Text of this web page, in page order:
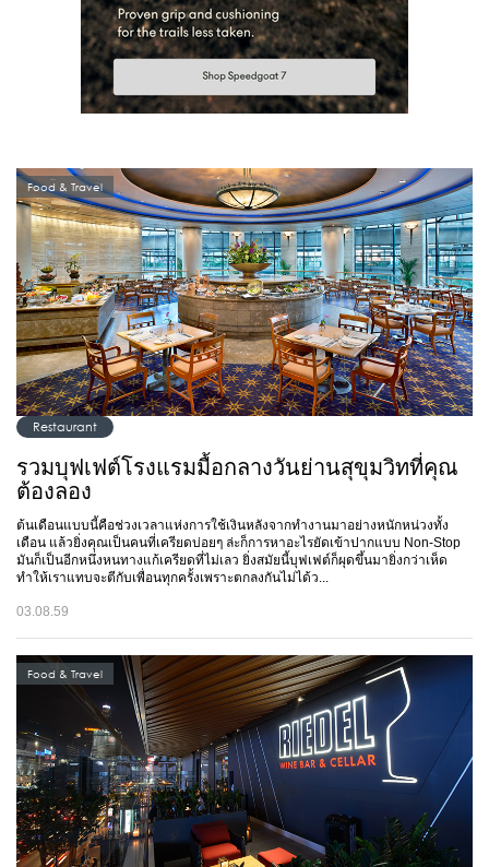
Food & Travel
Restaurant
รวมบุฟเฟต์โรงแรมมื้อกลางวันย่านสุขุมวิทที่คุณ
ต้องลอง
ต้นเดือนแบบนี้คือช่วงเวลาแห่งการใช้เงินหลังจากทำงานมาอย่างหนักหน่วงทั้ง
เดือน แล้วยิ่งคุณเป็นคนที่เครียดบ่อยๆ ล่ะก็การหาอะไรยัดเข้าปากแบบ Non-Stop
มันก็เป็นอีกหนึ่งหนทางแก้เครียดที่ไม่เลว ยิ่งสมัยนี้บุฟเฟต์ก็ผุดขึ้นมายิ่งกว่าเห็ด
ทำให้เราแทบจะตีกับเพื่อนทุกครั้งเพราะตกลงกันไม่ได้ว...
03.08.59
Food & Travel